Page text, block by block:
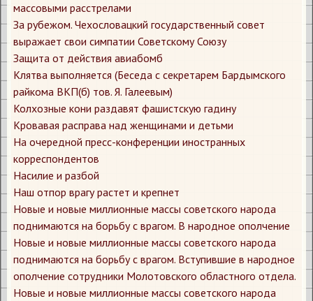
массовыми расстрелами
За рубежом. Чехословацкий государственный совет
выражает свои симпатии Советскому Союзу
Защита от действия авиабомб
Клятва выполняется (Беседа с секретарем Бардымского
райкома ВКП(б) тов. Я. Галеевым)
Колхозные кони раздавят фашистскую гадину
Кровавая расправа над женщинами и детьми
На очередной пресс-конференции иностранных
корреспондентов
Насилие и разбой
Наш отпор врагу растет и крепнет
Новые и новые миллионные массы советского народа
поднимаются на борьбу с врагом. В народное ополчение
Новые и новые миллионные массы советского народа
поднимаются на борьбу с врагом. Вступившие в народное
ополчение сотрудники Молотовского областного отдела.
Новые и новые миллионные массы советского народа